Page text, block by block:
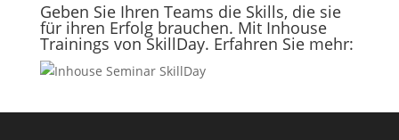
Geben Sie Ihren Teams die Skills, die sie
für ihren Erfolg brauchen. Mit Inhouse
Trainings von SkillDay. Erfahren Sie mehr: